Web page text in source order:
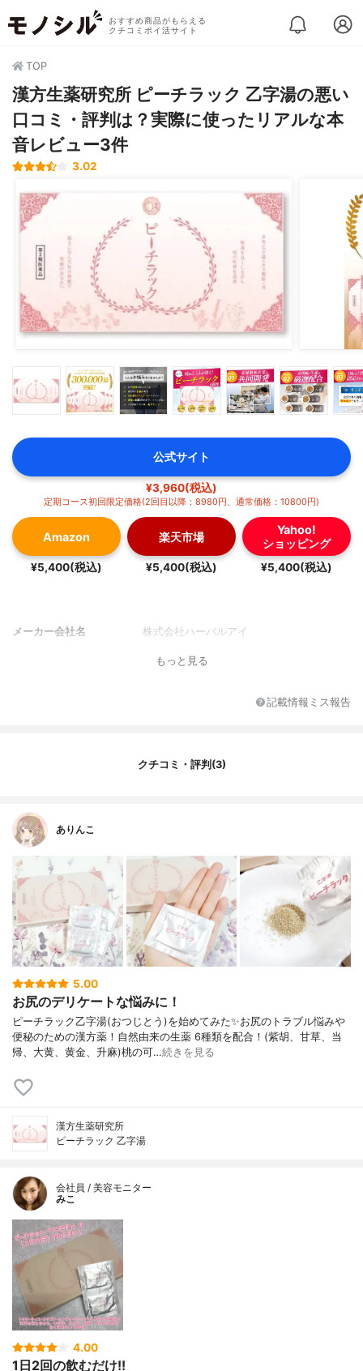
おすすめ商品がもらえる
クチコミポイ活サイト
TOP
漢方生薬研究所 ピーチラック 乙字湯の悪い
口コミ・評判は？実際に使ったリアルな本
音レビュー3件
3.02
公式サイト
¥3,960(税込)
定期コース初回限定価格(2回目以降；8980円、通常価格：10800円)
Amazon
¥5,400(税込)
楽天市場
¥5,400(税込)
Yahoo!
ショッピング
¥5,400(税込)
メーカー会社名 株式会社ハーバルアイ
もっと見る
記載情報ミス報告
クチコミ・評判(3)
ありんこ
5.00
お尻のデリケートな悩みに！
ピーチラック乙字湯(おつじとう)を始めてみた✨お尻のトラブル悩みや
便秘のための漢方薬！自然由来の生薬 6種類を配合！(紫胡、甘草、当
帰、大黄、黄金、升麻)桃の可…続きを見る
漢方生薬研究所
ピーチラック 乙字湯
会社員 / 美容モニター
みこ
4.00
1日2回の飲むだけ!!